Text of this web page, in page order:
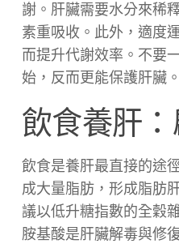
謝。肝臟需要水分來稀
素重吸收。此外，適度
而提升代謝效率。不要
始，反而更能保護肝臟。
飲食養肝
飲食是養肝最直接的途
成大量脂肪，形成脂肪
議以低升糖指數的全穀
胺基酸是肝臟解毒與修